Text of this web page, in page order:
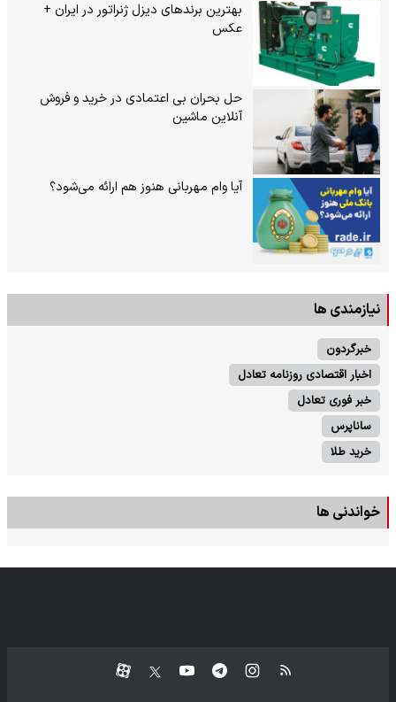
بهترین برندهای دیزل ژنراتور در ایران +
عکس
حل بحران بی‌ اعتمادی در خرید و فروش
آنلاین ماشین
آیا وام مهربانی هنوز هم ارائه می‌شود؟
نیازمندی ها
خبرگردون
اخبار اقتصادی روزنامه تعادل
خبر فوری تعادل
ساناپرس
خرید طلا
خواندنی ها